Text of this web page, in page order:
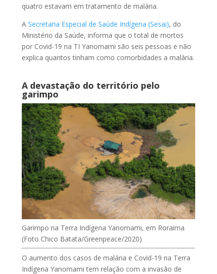
quatro estavam em tratamento de malária.
A Secretaria Especial de Saúde Indígena (Sesai), do
Ministério da Saúde, informa que o total de mortos
por Covid-19 na TI Yanomami são seis pessoas e não
explica quantos tinham como comorbidades a malária.
A devastação do território pelo
garimpo
Garimpo na Terra Indígena Yanomami, em Roraima
(Foto Chico Batata/Greenpeace/2020)
O aumento dos casos de malária e Covid-19 na Terra
Indígena Yanomami tem relação com a invasão de